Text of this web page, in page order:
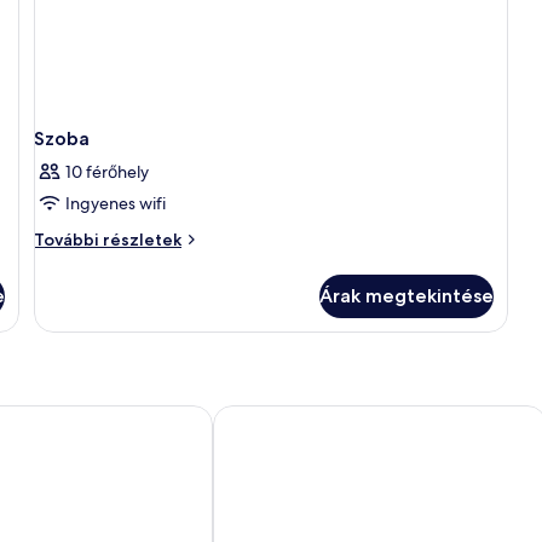
Szoba
10 férőhely
Ingyenes wifi
További részletek
Szoba
Árak megtekintése
Silver Mountain Resort & SPA